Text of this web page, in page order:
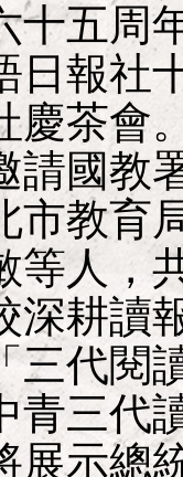
五周
日報社
慶茶會
請國
市教育
等人，
深耕讀
代閱
青三代
展示總